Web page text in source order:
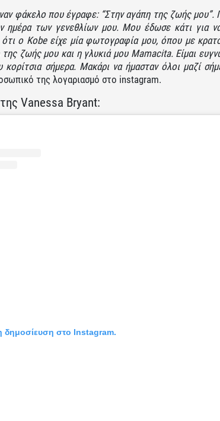
φάκελο που έγραφε: “Στην αγάπη της ζωής μου”.
ημέρα των γενεθλίων μου. Μου έδωσε κάτι για
ότι ο Kobe είχε μία φωτογραφία μου, όπου με
της ζωής μου και η γλυκιά μου Mamacita. Είμαι
κορίτσια σήμερα. Μακάρι να ήμασταν όλοι μαζί
της λογαριασμό στο instagram.
Vanessa Bryant:
δημοσίευση στο Instagram.